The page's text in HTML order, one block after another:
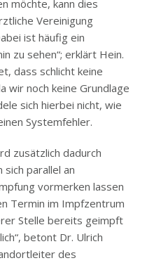
möchte, kann dies
Vereinigung
ist häufig ein
zu sehen“; erklärt Hein.
dass schlicht keine
wir noch keine Grundlage
sich hierbei nicht, wie
Systemfehler.
zusätzlich dadurch
parallel an
vormerken lassen
Termin im Impfzentrum
Stelle bereits geimpft
betont Dr. Ulrich
des